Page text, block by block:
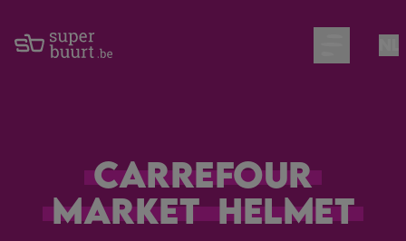
Open main
Carrefour
Market Helmet